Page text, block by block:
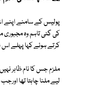
پولیس کے سامنے اپنے
کی گئی تاہم وہ مجبوری
کرتے ہوئے کہا پہلے
ملزم جس کا نام ظاہر
لیے ملنا چاہتا تھا